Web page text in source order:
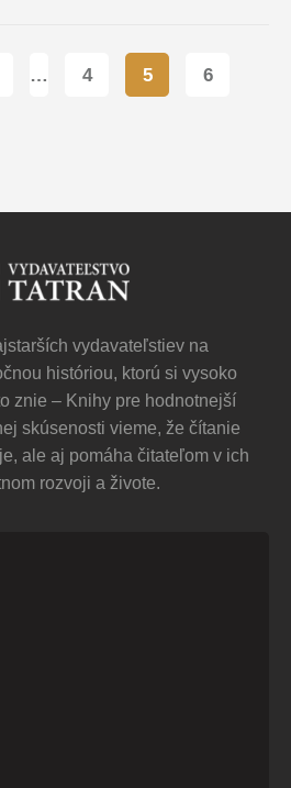
… 4 5 6
vydavateľstiev na
históriou, ktorú si vysoko
znie – Knihy pre hodnotnejší
skúsenosti vieme, že čítanie
ale aj pomáha čitateľom v ich
rozvoji a živote.